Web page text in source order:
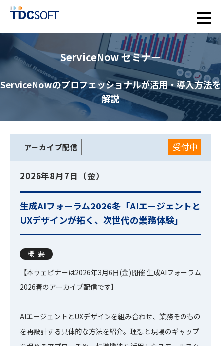
ServiceNow セミナー
ServiceNowのプロフェッショナルが活用・導入方法を
解説
アーカイブ配信 受付中
2026年8月7日（金）
生成AIフォーラム2026冬「AIエージェントと
UXデザインが拓く、次世代の業務体験」
概要
【本ウェビナーは2026年3月6日(金)開催 生成AIフォーラム
2026春のアーカイブ配信です】
AIエージェントとUXデザインを組み合わせ、業務そのもの
を再設計する具体的な方法を紹介。理想と現場のギャップ